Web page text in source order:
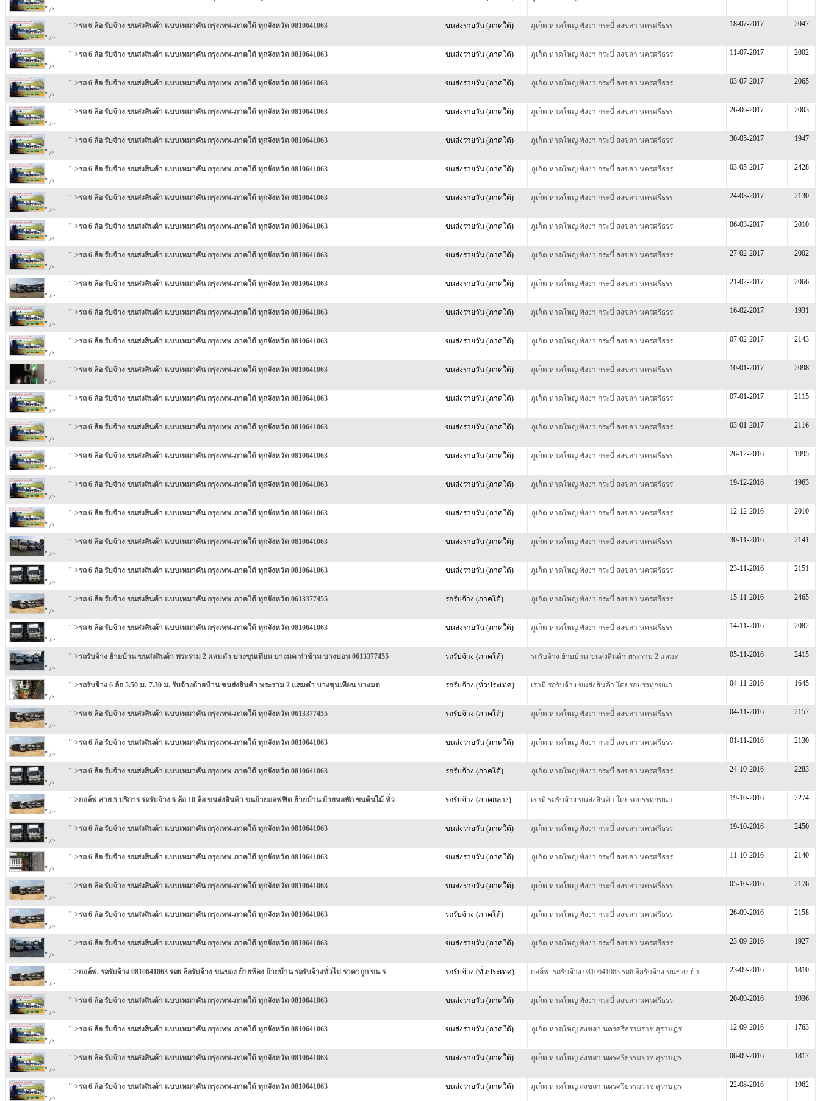
" />
" />
" >รถ 6 ล้อ รับจ้าง ขนส่งสินค้า แบบเหมาคัน กรุงเทพ-ภาคใต้ ทุกจังหวัด 0810641063 ขนส่งรายวัน (ภาคใต้) ภูเก็ต หาดใหญ่ พังงา กระบี่ สงขลา นครศรีธรร 18-07-2017 2047
" />
" >รถ 6 ล้อ รับจ้าง ขนส่งสินค้า แบบเหมาคัน กรุงเทพ-ภาคใต้ ทุกจังหวัด 0810641063 ขนส่งรายวัน (ภาคใต้) ภูเก็ต หาดใหญ่ พังงา กระบี่ สงขลา นครศรีธรร 11-07-2017 2002
" />
" >รถ 6 ล้อ รับจ้าง ขนส่งสินค้า แบบเหมาคัน กรุงเทพ-ภาคใต้ ทุกจังหวัด 0810641063 ขนส่งรายวัน (ภาคใต้) ภูเก็ต หาดใหญ่ พังงา กระบี่ สงขลา นครศรีธรร 03-07-2017 2065
" />
" >รถ 6 ล้อ รับจ้าง ขนส่งสินค้า แบบเหมาคัน กรุงเทพ-ภาคใต้ ทุกจังหวัด 0810641063 ขนส่งรายวัน (ภาคใต้) ภูเก็ต หาดใหญ่ พังงา กระบี่ สงขลา นครศรีธรร 26-06-2017 2003
" />
" >รถ 6 ล้อ รับจ้าง ขนส่งสินค้า แบบเหมาคัน กรุงเทพ-ภาคใต้ ทุกจังหวัด 0810641063 ขนส่งรายวัน (ภาคใต้) ภูเก็ต หาดใหญ่ พังงา กระบี่ สงขลา นครศรีธรร 30-05-2017 1947
" />
" >รถ 6 ล้อ รับจ้าง ขนส่งสินค้า แบบเหมาคัน กรุงเทพ-ภาคใต้ ทุกจังหวัด 0810641063 ขนส่งรายวัน (ภาคใต้) ภูเก็ต หาดใหญ่ พังงา กระบี่ สงขลา นครศรีธรร 03-05-2017 2428
" />
" >รถ 6 ล้อ รับจ้าง ขนส่งสินค้า แบบเหมาคัน กรุงเทพ-ภาคใต้ ทุกจังหวัด 0810641063 ขนส่งรายวัน (ภาคใต้) ภูเก็ต หาดใหญ่ พังงา กระบี่ สงขลา นครศรีธรร 24-03-2017 2130
" />
" >รถ 6 ล้อ รับจ้าง ขนส่งสินค้า แบบเหมาคัน กรุงเทพ-ภาคใต้ ทุกจังหวัด 0810641063 ขนส่งรายวัน (ภาคใต้) ภูเก็ต หาดใหญ่ พังงา กระบี่ สงขลา นครศรีธรร 06-03-2017 2010
" />
" >รถ 6 ล้อ รับจ้าง ขนส่งสินค้า แบบเหมาคัน กรุงเทพ-ภาคใต้ ทุกจังหวัด 0810641063 ขนส่งรายวัน (ภาคใต้) ภูเก็ต หาดใหญ่ พังงา กระบี่ สงขลา นครศรีธรร 27-02-2017 2002
" />
" >รถ 6 ล้อ รับจ้าง ขนส่งสินค้า แบบเหมาคัน กรุงเทพ-ภาคใต้ ทุกจังหวัด 0810641063 ขนส่งรายวัน (ภาคใต้) ภูเก็ต หาดใหญ่ พังงา กระบี่ สงขลา นครศรีธรร 21-02-2017 2066
" />
" >รถ 6 ล้อ รับจ้าง ขนส่งสินค้า แบบเหมาคัน กรุงเทพ-ภาคใต้ ทุกจังหวัด 0810641063 ขนส่งรายวัน (ภาคใต้) ภูเก็ต หาดใหญ่ พังงา กระบี่ สงขลา นครศรีธรร 16-02-2017 1931
" />
" >รถ 6 ล้อ รับจ้าง ขนส่งสินค้า แบบเหมาคัน กรุงเทพ-ภาคใต้ ทุกจังหวัด 0810641063 ขนส่งรายวัน (ภาคใต้) ภูเก็ต หาดใหญ่ พังงา กระบี่ สงขลา นครศรีธรร 07-02-2017 2143
" />
" >รถ 6 ล้อ รับจ้าง ขนส่งสินค้า แบบเหมาคัน กรุงเทพ-ภาคใต้ ทุกจังหวัด 0810641063 ขนส่งรายวัน (ภาคใต้) ภูเก็ต หาดใหญ่ พังงา กระบี่ สงขลา นครศรีธรร 10-01-2017 2098
" />
" >รถ 6 ล้อ รับจ้าง ขนส่งสินค้า แบบเหมาคัน กรุงเทพ-ภาคใต้ ทุกจังหวัด 0810641063 ขนส่งรายวัน (ภาคใต้) ภูเก็ต หาดใหญ่ พังงา กระบี่ สงขลา นครศรีธรร 07-01-2017 2115
" />
" >รถ 6 ล้อ รับจ้าง ขนส่งสินค้า แบบเหมาคัน กรุงเทพ-ภาคใต้ ทุกจังหวัด 0810641063 ขนส่งรายวัน (ภาคใต้) ภูเก็ต หาดใหญ่ พังงา กระบี่ สงขลา นครศรีธรร 03-01-2017 2116
" />
" >รถ 6 ล้อ รับจ้าง ขนส่งสินค้า แบบเหมาคัน กรุงเทพ-ภาคใต้ ทุกจังหวัด 0810641063 ขนส่งรายวัน (ภาคใต้) ภูเก็ต หาดใหญ่ พังงา กระบี่ สงขลา นครศรีธรร 26-12-2016 1995
" />
" >รถ 6 ล้อ รับจ้าง ขนส่งสินค้า แบบเหมาคัน กรุงเทพ-ภาคใต้ ทุกจังหวัด 0810641063 ขนส่งรายวัน (ภาคใต้) ภูเก็ต หาดใหญ่ พังงา กระบี่ สงขลา นครศรีธรร 19-12-2016 1963
" />
" >รถ 6 ล้อ รับจ้าง ขนส่งสินค้า แบบเหมาคัน กรุงเทพ-ภาคใต้ ทุกจังหวัด 0810641063 ขนส่งรายวัน (ภาคใต้) ภูเก็ต หาดใหญ่ พังงา กระบี่ สงขลา นครศรีธรร 12-12-2016 2010
" />
" >รถ 6 ล้อ รับจ้าง ขนส่งสินค้า แบบเหมาคัน กรุงเทพ-ภาคใต้ ทุกจังหวัด 0810641063 ขนส่งรายวัน (ภาคใต้) ภูเก็ต หาดใหญ่ พังงา กระบี่ สงขลา นครศรีธรร 30-11-2016 2141
" />
" >รถ 6 ล้อ รับจ้าง ขนส่งสินค้า แบบเหมาคัน กรุงเทพ-ภาคใต้ ทุกจังหวัด 0810641063 ขนส่งรายวัน (ภาคใต้) ภูเก็ต หาดใหญ่ พังงา กระบี่ สงขลา นครศรีธรร 23-11-2016 2151
" />
" >รถ 6 ล้อ รับจ้าง ขนส่งสินค้า แบบเหมาคัน กรุงเทพ-ภาคใต้ ทุกจังหวัด 0613377455 รถรับจ้าง (ภาคใต้) ภูเก็ต หาดใหญ่ พังงา กระบี่ สงขลา นครศรีธรร 15-11-2016 2465
" />
" >รถ 6 ล้อ รับจ้าง ขนส่งสินค้า แบบเหมาคัน กรุงเทพ-ภาคใต้ ทุกจังหวัด 0810641063 ขนส่งรายวัน (ภาคใต้) ภูเก็ต หาดใหญ่ พังงา กระบี่ สงขลา นครศรีธรร 14-11-2016 2082
" />
" >รถรับจ้าง ย้ายบ้าน ขนส่งสินค้า พระราม 2 แสมดำ บางขุนเทียน บางมด ท่าข้าม บางบอน 0613377455 รถรับจ้าง (ภาคใต้) รถรับจ้าง ย้ายบ้าน ขนส่งสินค้า พระราม 2 แสมด 05-11-2016 2415
" />
" >รถรับจ้าง 6 ล้อ 5.50 ม.-7.30 ม. รับจ้างย้ายบ้าน ขนส่งสินค้า พระราม 2 แสมดำ บางขุนเทียน บางมด รถรับจ้าง (ทั่วประเทศ) เรามี รถรับจ้าง ขนส่งสินค้า โดยรถบรรทุกขนา 04-11-2016 1645
" />
" >รถ 6 ล้อ รับจ้าง ขนส่งสินค้า แบบเหมาคัน กรุงเทพ-ภาคใต้ ทุกจังหวัด 0613377455 รถรับจ้าง (ภาคใต้) ภูเก็ต หาดใหญ่ พังงา กระบี่ สงขลา นครศรีธรร 04-11-2016 2157
" />
" >รถ 6 ล้อ รับจ้าง ขนส่งสินค้า แบบเหมาคัน กรุงเทพ-ภาคใต้ ทุกจังหวัด 0810641063 ขนส่งรายวัน (ภาคใต้) ภูเก็ต หาดใหญ่ พังงา กระบี่ สงขลา นครศรีธรร 01-11-2016 2130
" />
" >รถ 6 ล้อ รับจ้าง ขนส่งสินค้า แบบเหมาคัน กรุงเทพ-ภาคใต้ ทุกจังหวัด 0810641063 รถรับจ้าง (ภาคใต้) ภูเก็ต หาดใหญ่ พังงา กระบี่ สงขลา นครศรีธรร 24-10-2016 2283
" />
" >กอล์ฟ สาย 5 บริการ รถรับจ้าง 6 ล้อ 10 ล้อ ขนส่งสินค้า ขนย้ายออฟฟิต ย้ายบ้าน ย้ายหอพัก ขนต้นไม้ ทั่ว รถรับจ้าง (ภาคกลาง) เรามี รถรับจ้าง ขนส่งสินค้า โดยรถบรรทุกขนา 19-10-2016 2274
" />
" >รถ 6 ล้อ รับจ้าง ขนส่งสินค้า แบบเหมาคัน กรุงเทพ-ภาคใต้ ทุกจังหวัด 0810641063 ขนส่งรายวัน (ภาคใต้) ภูเก็ต หาดใหญ่ พังงา กระบี่ สงขลา นครศรีธรร 19-10-2016 2450
" />
" >รถ 6 ล้อ รับจ้าง ขนส่งสินค้า แบบเหมาคัน กรุงเทพ-ภาคใต้ ทุกจังหวัด 0810641063 ขนส่งรายวัน (ภาคใต้) ภูเก็ต หาดใหญ่ พังงา กระบี่ สงขลา นครศรีธรร 11-10-2016 2140
" />
" >รถ 6 ล้อ รับจ้าง ขนส่งสินค้า แบบเหมาคัน กรุงเทพ-ภาคใต้ ทุกจังหวัด 0810641063 ขนส่งรายวัน (ภาคใต้) ภูเก็ต หาดใหญ่ พังงา กระบี่ สงขลา นครศรีธรร 05-10-2016 2176
" />
" >รถ 6 ล้อ รับจ้าง ขนส่งสินค้า แบบเหมาคัน กรุงเทพ-ภาคใต้ ทุกจังหวัด 0810641063 รถรับจ้าง (ภาคใต้) ภูเก็ต หาดใหญ่ พังงา กระบี่ สงขลา นครศรีธรร 26-09-2016 2158
" />
" >รถ 6 ล้อ รับจ้าง ขนส่งสินค้า แบบเหมาคัน กรุงเทพ-ภาคใต้ ทุกจังหวัด 0810641063 ขนส่งรายวัน (ภาคใต้) ภูเก็ต หาดใหญ่ พังงา กระบี่ สงขลา นครศรีธรร 23-09-2016 1927
" />
" >กอล์ฟ. รถรับจ้าง 0810641063 รถ6 ล้อรับจ้าง ขนของ ย้ายห้อง ย้ายบ้าน รถรับจ้างทั่วไป ราคาถูก ขน ร รถรับจ้าง (ทั่วประเทศ) กอล์ฟ. รถรับจ้าง 0810641063 รถ6 ล้อรับจ้าง ขนของ ย้า 23-09-2016 1810
" />
" >รถ 6 ล้อ รับจ้าง ขนส่งสินค้า แบบเหมาคัน กรุงเทพ-ภาคใต้ ทุกจังหวัด 0810641063 ขนส่งรายวัน (ภาคใต้) ภูเก็ต หาดใหญ่ พังงา กระบี่ สงขลา นครศรีธรร 20-09-2016 1936
" />
" >รถ 6 ล้อ รับจ้าง ขนส่งสินค้า แบบเหมาคัน กรุงเทพ-ภาคใต้ ทุกจังหวัด 0810641063 ขนส่งรายวัน (ภาคใต้) ภูเก็ต หาดใหญ่ สงขลา นครศรีธรรมราช สุราษฎร 12-09-2016 1763
" />
" >รถ 6 ล้อ รับจ้าง ขนส่งสินค้า แบบเหมาคัน กรุงเทพ-ภาคใต้ ทุกจังหวัด 0810641063 ขนส่งรายวัน (ภาคใต้) ภูเก็ต หาดใหญ่ สงขลา นครศรีธรรมราช สุราษฎร 06-09-2016 1817
" />
" >รถ 6 ล้อ รับจ้าง ขนส่งสินค้า แบบเหมาคัน กรุงเทพ-ภาคใต้ ทุกจังหวัด 0810641063 ขนส่งรายวัน (ภาคใต้) ภูเก็ต หาดใหญ่ สงขลา นครศรีธรรมราช สุราษฎร 22-08-2016 1962